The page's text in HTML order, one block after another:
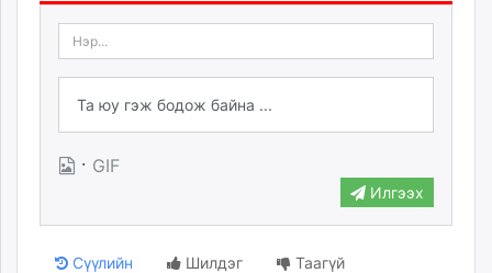
· GIF
Илгээх
Сүүлийн Шилдэг Таагүй